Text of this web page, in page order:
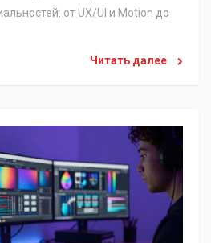
от UX/UI и Motion до
Читать далее